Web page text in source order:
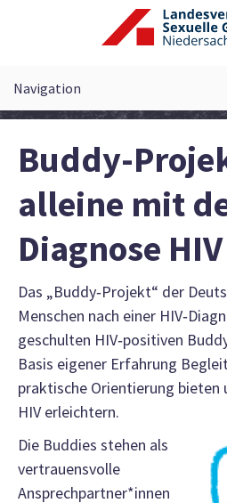
Buddy-
alleine mit
Diagnose HIV
Das „Buddy‑Projekt“ der
Menschen nach einer
geschulten HIV‑positiven
Basis eigener Erfahrung
praktische Orientierung
HIV erleichtern.
Die Buddies stehen als
vertrauensvolle
Ansprechpartner*innen